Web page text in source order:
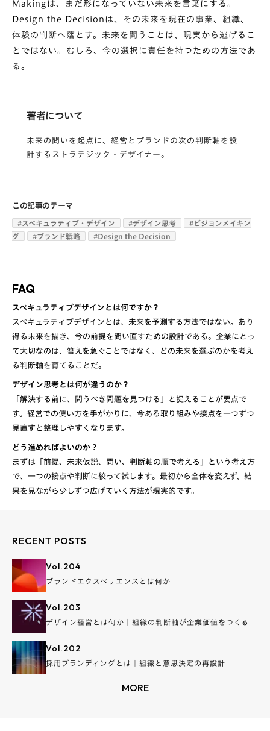
Makingは、まだ形になっていない未来を言葉にする。
Design the Decisionは、その未来を現在の事業、組織、
体験の判断へ落とす。未来を問うことは、現実から逃げるこ
とではない。むしろ、今の選択に責任を持つための方法であ
る。
著者について
未来の問いを起点に、経営とブランドの次の判断軸を設
計するストラテジック・デザイナー。
この記事のテーマ
#スペキュラティブ・デザイン #デザイン思考 #ビジョンメイキン
グ
#ブランド戦略 #Design the Decision
FAQ
スペキュラティブデザインとは何ですか？
スペキュラティブデザインとは、未来を予測する方法ではない。あり
得る未来を描き、今の前提を問い直すための設計である。企業にとっ
て大切なのは、答えを急ぐことではなく、どの未来を選ぶのかを考え
る判断軸を育てることだ。
デザイン思考とは何が違うのか？
「解決する前に、問うべき問題を見つける」と捉えることが要点で
す。経営での使い方を手がかりに、今ある取り組みや接点を一つずつ
見直すと整理しやすくなります。
どう進めればよいのか？
まずは「前提、未来仮説、問い、判断軸の順で考える」という考え方
で、一つの接点や判断に絞って試します。最初から全体を変えず、結
果を見ながら少しずつ広げていく方法が現実的です。
RECENT POSTS
Vol.204
ブランドエクスペリエンスとは何か
Vol.203
デザイン経営とは何か｜組織の判断軸が企業価値をつくる
Vol.202
採用ブランディングとは｜組織と意思決定の再設計
MORE